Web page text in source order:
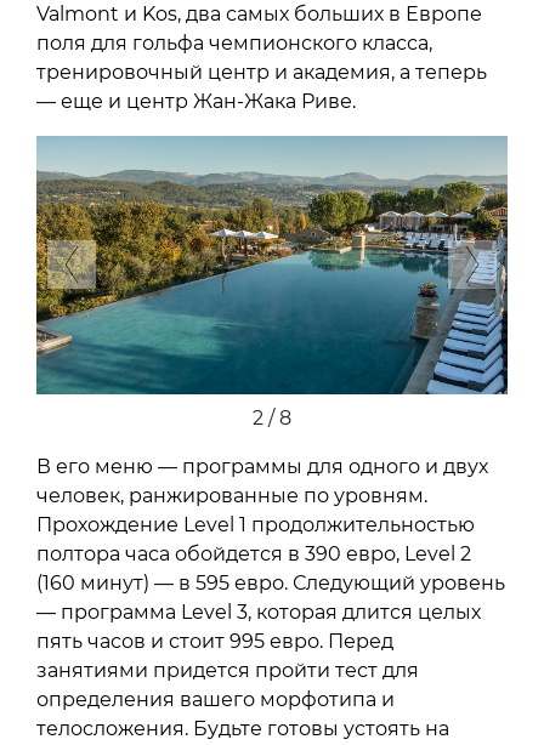
Valmont и Kos, два самых больших в Европе
поля для гольфа чемпионского класса,
тренировочный центр и академия, а теперь
— еще и центр Жан-Жака Риве.
Previous Next
2 / 8
В его меню — программы для одного и двух
человек, ранжированные по уровням.
Прохождение Level 1 продолжительностью
полтора часа обойдется в 390 евро, Level 2
(160 минут) — в 595 евро. Следующий уровень
— программа Level 3, которая длится целых
пять часов и стоит 995 евро. Перед
занятиями придется пройти тест для
определения вашего морфотипа и
телосложения. Будьте готовы устоять на